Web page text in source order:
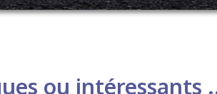
ou intéressants